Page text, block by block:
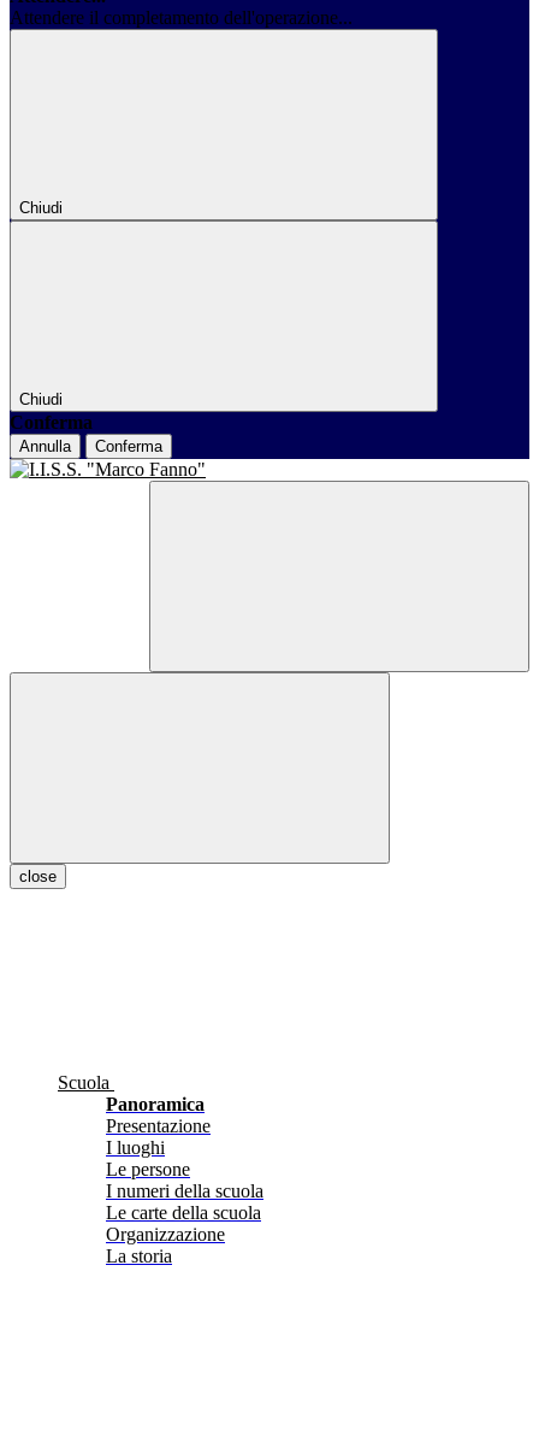
Attendere il completamento dell'operazione...
Chiudi
Chiudi
Conferma
Annulla Conferma
close
Scuola
Panoramica
Presentazione
I luoghi
Le persone
I numeri della scuola
Le carte della scuola
Organizzazione
La storia